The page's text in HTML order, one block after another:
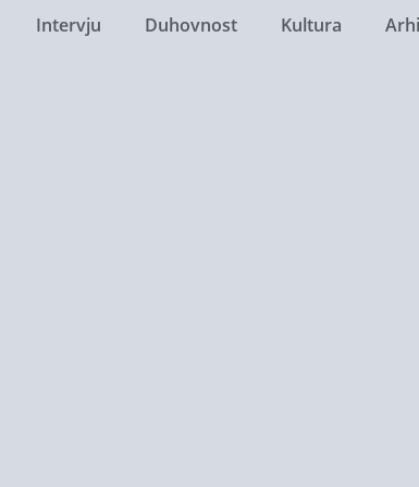
Intervju Duhovnost Kultura